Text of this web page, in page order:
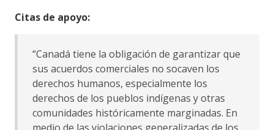
Citas de apoyo:
“Canadá tiene la obligación de garantizar que
sus acuerdos comerciales no socaven los
derechos humanos, especialmente los
derechos de los pueblos indígenas y otras
comunidades históricamente marginadas. En
medio de las violaciones generalizadas de los